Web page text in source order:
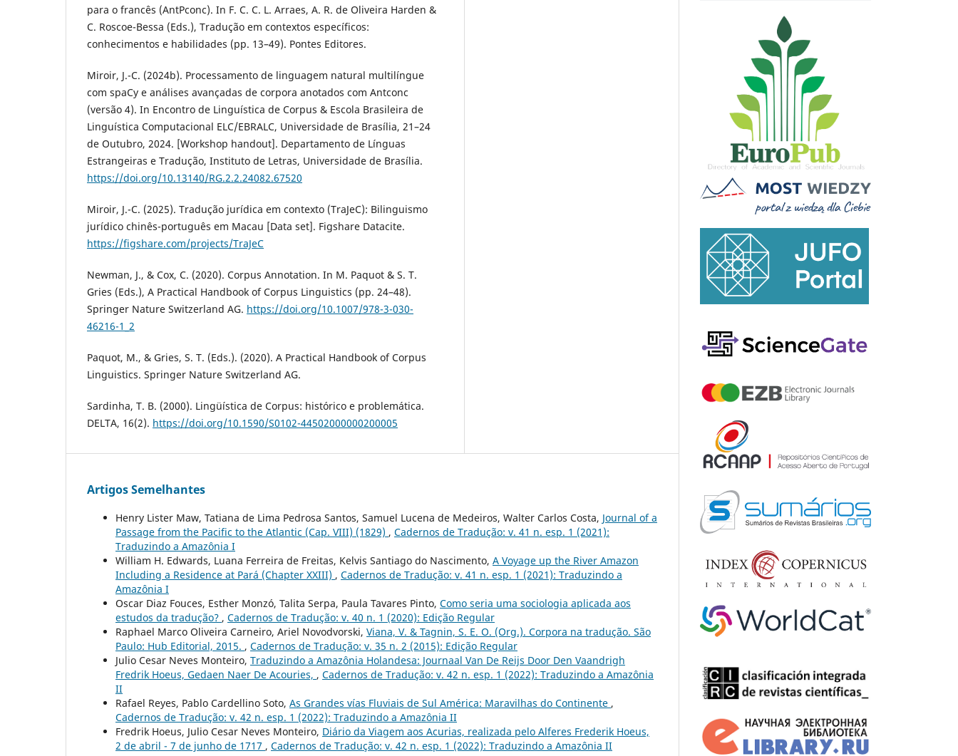
para o francês (AntPconc). In F. C. C. L. Arraes, A. R. de Oliveira Harden &
C. Roscoe-Bessa (Eds.), Tradução em contextos específicos:
conhecimentos e habilidades (pp. 13–49). Pontes Editores.
Miroir, J.-C. (2024b). Processamento de linguagem natural multilíngue
com spaCy e análises avançadas de corpora anotados com Antconc
(versão 4). In Encontro de Linguística de Corpus & Escola Brasileira de
Linguística Computacional ELC/EBRALC, Universidade de Brasília, 21–24
de Outubro, 2024. [Workshop handout]. Departamento de Línguas
Estrangeiras e Tradução, Instituto de Letras, Universidade de Brasília.
https://doi.org/10.13140/RG.2.2.24082.67520
Miroir, J.-C. (2025). Tradução jurídica em contexto (TraJeC): Bilinguismo
jurídico chinês-português em Macau [Data set]. Figshare Datacite.
https://figshare.com/projects/TraJeC
Newman, J., & Cox, C. (2020). Corpus Annotation. In M. Paquot & S. T.
Gries (Eds.), A Practical Handbook of Corpus Linguistics (pp. 24–48).
Springer Nature Switzerland AG. https://doi.org/10.1007/978-3-030-
46216-1_2
Paquot, M., & Gries, S. T. (Eds.). (2020). A Practical Handbook of Corpus
Linguistics. Springer Nature Switzerland AG.
Sardinha, T. B. (2000). Lingüística de Corpus: histórico e problemática.
DELTA, 16(2). https://doi.org/10.1590/S0102-44502000000200005
Artigos Semelhantes
Henry Lister Maw, Tatiana de Lima Pedrosa Santos, Samuel Lucena de Medeiros, Walter Carlos Costa, Journal of a
Passage from the Pacific to the Atlantic (Cap. VIII) (1829) , Cadernos de Tradução: v. 41 n. esp. 1 (2021):
Traduzindo a Amazônia I
William H. Edwards, Luana Ferreira de Freitas, Kelvis Santiago do Nascimento, A Voyage up the River Amazon
Including a Residence at Pará (Chapter XXIII) , Cadernos de Tradução: v. 41 n. esp. 1 (2021): Traduzindo a
Amazônia I
Oscar Diaz Fouces, Esther Monzó, Talita Serpa, Paula Tavares Pinto, Como seria uma sociologia aplicada aos
estudos da tradução? , Cadernos de Tradução: v. 40 n. 1 (2020): Edição Regular
Raphael Marco Oliveira Carneiro, Ariel Novodvorski, Viana, V. & Tagnin, S. E. O. (Org.). Corpora na tradução. São
Paulo: Hub Editorial, 2015. , Cadernos de Tradução: v. 35 n. 2 (2015): Edição Regular
Julio Cesar Neves Monteiro, Traduzindo a Amazônia Holandesa: Journaal Van De Reijs Door Den Vaandrigh
Fredrik Hoeus, Gedaen Naer De Acouries, , Cadernos de Tradução: v. 42 n. esp. 1 (2022): Traduzindo a Amazônia
II
Rafael Reyes, Pablo Cardellino Soto, As Grandes vías Fluviais de Sul América: Maravilhas do Continente ,
Cadernos de Tradução: v. 42 n. esp. 1 (2022): Traduzindo a Amazônia II
Fredrik Hoeus, Julio Cesar Neves Monteiro, Diário da Viagem aos Acurias, realizada pelo Alferes Frederik Hoeus,
2 de abril - 7 de junho de 1717 , Cadernos de Tradução: v. 42 n. esp. 1 (2022): Traduzindo a Amazônia II